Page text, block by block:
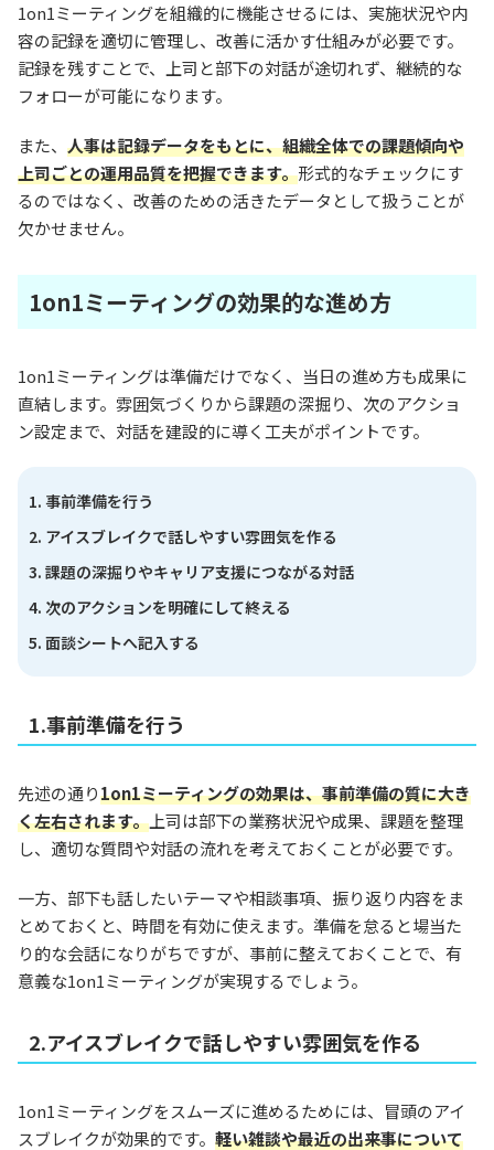
1on1ミーティングを組織的に機能させるには、実施状況や内
容の記録を適切に管理し、改善に活かす仕組みが必要です。
記録を残すことで、上司と部下の対話が途切れず、継続的な
フォローが可能になります。
また、 人事は記録データをもとに、組織全体での課題傾向や
上司ごとの運用品質を把握できます。形式的なチェックにす
るのではなく、改善のための活きたデータとして扱うことが
欠かせません。
1on1ミーティングの効果的な進め方
1on1ミーティングは準備だけでなく、当日の進め方も成果に
直結します。雰囲気づくりから課題の深掘り、次のアクショ
ン設定まで、対話を建設的に導く工夫がポイントです。
事前準備を行う
アイスブレイクで話しやすい雰囲気を作る
課題の深掘りやキャリア支援につながる対話
次のアクションを明確にして終える
面談シートへ記入する
1.事前準備を行う
先述の通り1on1ミーティングの効果は、事前準備の質に大き
く左右されます。上司は部下の業務状況や成果、課題を整理
し、適切な質問や対話の流れを考えておくことが必要です。
一方、部下も話したいテーマや相談事項、振り返り内容をま
とめておくと、時間を有効に使えます。準備を怠ると場当た
り的な会話になりがちですが、事前に整えておくことで、有
意義な1on1ミーティングが実現するでしょう。
2.アイスブレイクで話しやすい雰囲気を作る
1on1ミーティングをスムーズに進めるためには、冒頭のアイ
スブレイクが効果的です。 軽い雑談や最近の出来事について